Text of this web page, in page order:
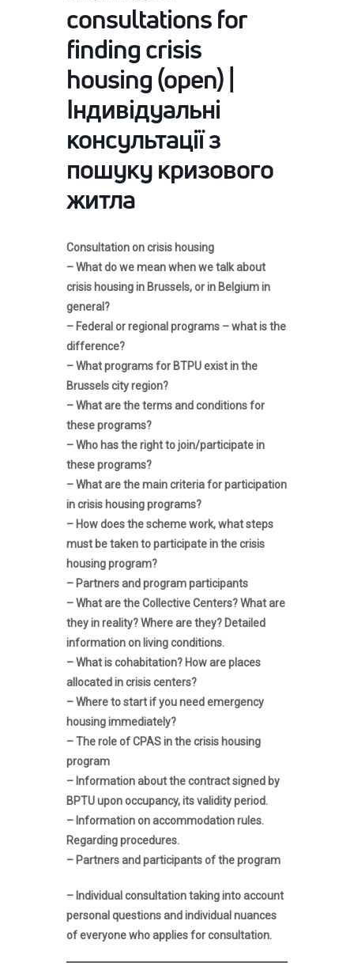
consultations for
finding crisis
housing (open) |
Індивідуальні
консультації з
пошуку кризового
житла
Consultation on crisis housing
– What do we mean when we talk about
crisis housing in Brussels, or in Belgium in
general?
– Federal or regional programs – what is the
difference?
– What programs for BTPU exist in the
Brussels city region?
– What are the terms and conditions for
these programs?
– Who has the right to join/participate in
these programs?
– What are the main criteria for participation
in crisis housing programs?
– How does the scheme work, what steps
must be taken to participate in the crisis
housing program?
– Partners and program participants
– What are the Collective Centers? What are
they in reality? Where are they? Detailed
information on living conditions.
– What is cohabitation? How are places
allocated in crisis centers?
– Where to start if you need emergency
housing immediately?
– The role of CPAS in the crisis housing
program
– Information about the contract signed by
BPTU upon occupancy, its validity period.
– Information on accommodation rules.
Regarding procedures.
– Partners and participants of the program
– Individual consultation taking into account
personal questions and individual nuances
of everyone who applies for consultation.